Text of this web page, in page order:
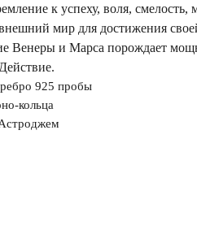
к успеху, воля,
мир для достижения
Венеры и Марса порождает
925 пробы
кольца